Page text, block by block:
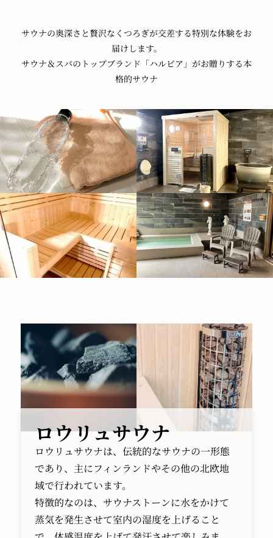
サウナの奥深さと贅沢なくつろぎが交差する特別な体験をお
届けします。
サウナ＆スパのトップブランド「ハルビア」がお贈りする本
格的サウナ
ロウリュサウナ
ロウリュサウナは、伝統的なサウナの一形態
であり、主にフィンランドやその他の北欧地
域で行われています。
特徴的なのは、サウナストーンに水をかけて
蒸気を発生させて室内の湿度を上げること